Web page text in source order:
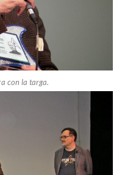
con la targa.